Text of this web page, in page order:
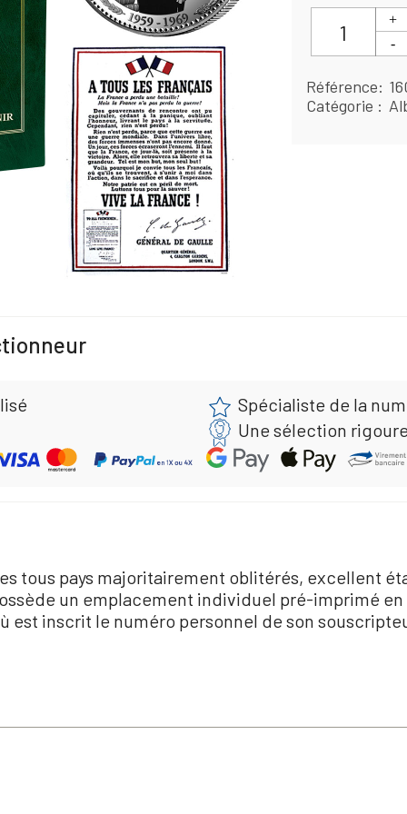
Référence
Catégorie
Spécialiste de la
Une sélection
tous pays majoritairement oblitérés, excellent
un emplacement individuel pré-imprimé
est inscrit le numéro personnel de son